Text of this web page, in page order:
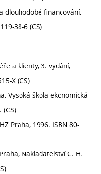
dlouhodobé financování,
38-6 (CS)
a klienty, 3. vydání,
X (CS)
Vysoká škola ekonomická
(CS)
Praha, 1996. ISBN 80-
Nakladatelství C. H.